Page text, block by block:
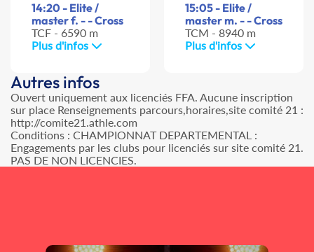
14:20 - Elite /
master f. - - Cross
TCF - 6590 m
Plus d'infos
15:05 - Elite /
master m. - - Cross
TCM - 8940 m
Plus d'infos
Autres infos
Ouvert uniquement aux licenciés FFA. Aucune inscription
sur place Renseignements parcours,horaires,site comité 21 :
http://comite21.athle.com
Conditions : CHAMPIONNAT DEPARTEMENTAL :
Engagements par les clubs pour licenciés sur site comité 21.
PAS DE NON LICENCIES.